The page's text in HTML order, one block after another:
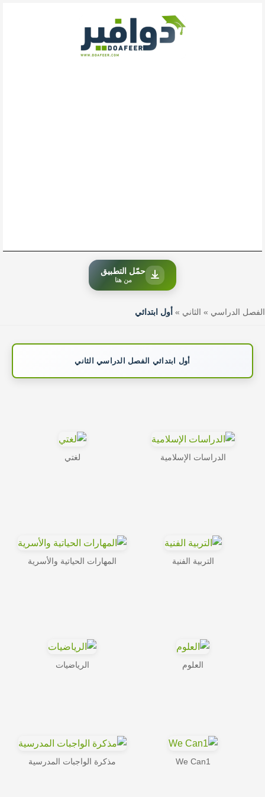
حمّل التطبيق
من هنا
الفصل الدراسي » الثاني » أول ابتدائي
أول ابتدائي الفصل الدراسي الثاني
الدراسات الإسلامية لغتي
التربية الفنية المهارات الحياتية والأسرية
العلوم الرياضيات
We Can1 مذكرة الواجبات المدرسية